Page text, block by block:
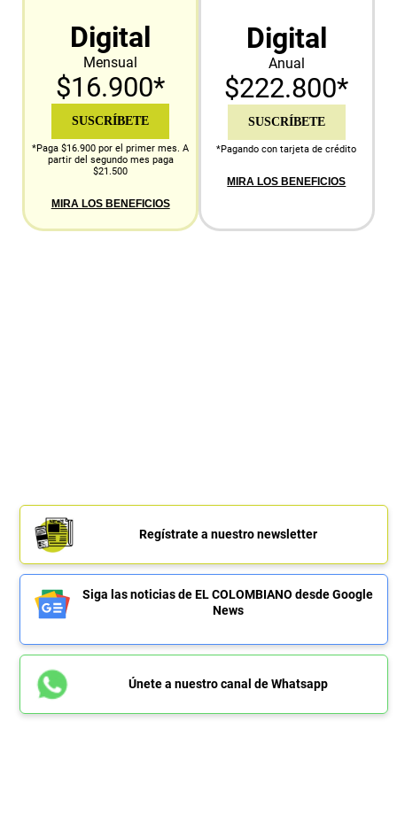
Digital
Mensual
$16.900*
SUSCRÍBETE
*Paga $16.900 por el primer mes. A
partir del segundo mes paga
$21.500
MIRA LOS BENEFICIOS
Digital
Anual
$222.800*
SUSCRÍBETE
*Pagando con tarjeta de crédito
MIRA LOS BENEFICIOS
Regístrate a nuestro newsletter
Siga las noticias de EL COLOMBIANO desde Google
News
Únete a nuestro canal de Whatsapp